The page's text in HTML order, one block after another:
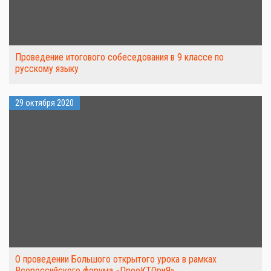
Проведение итогового собеседования в 9 классе по
русскому языку
29 октября 2020
О проведении Большого открытого урока в рамках